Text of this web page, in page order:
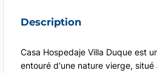
Description
Casa Hospedaje Villa Duque est
entouré d'une nature vierge,